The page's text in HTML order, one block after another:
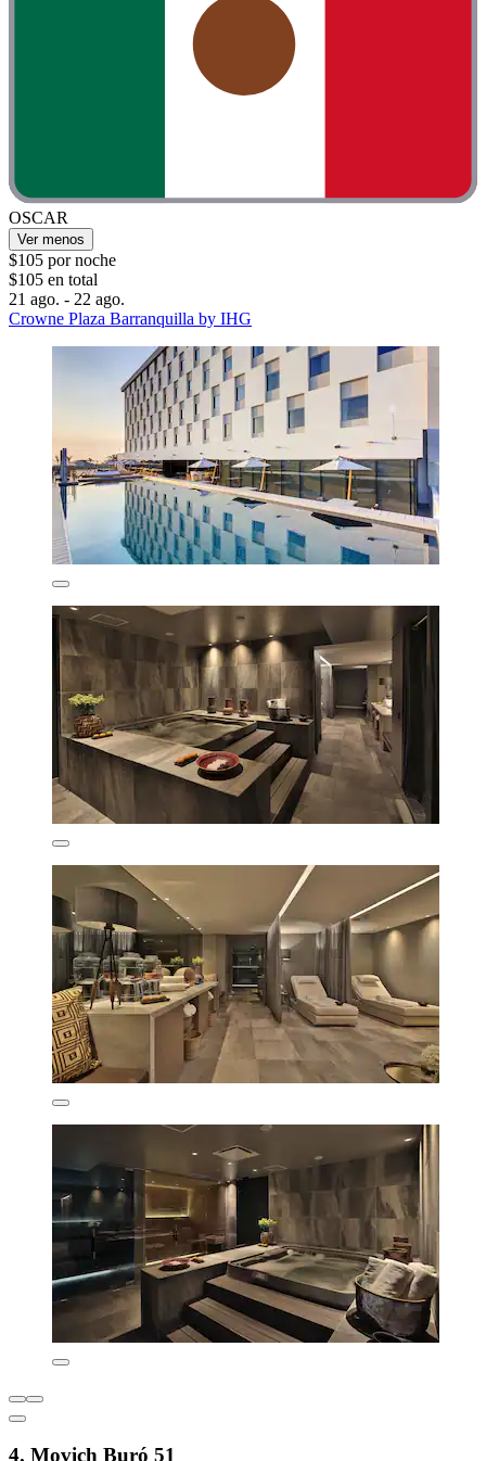
OSCAR
Ver menos
$105 por noche
$105 en total
21 ago. - 22 ago.
Crowne Plaza Barranquilla by IHG
4. Movich Buró 51